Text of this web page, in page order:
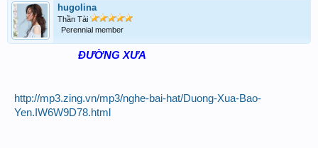
hugolina
Thần Tài
Perennial member
ĐƯỜNG XƯA​
http://mp3.zing.vn/mp3/nghe-bai-hat/Duong-Xua-Bao-
Yen.IW6W9D78.html